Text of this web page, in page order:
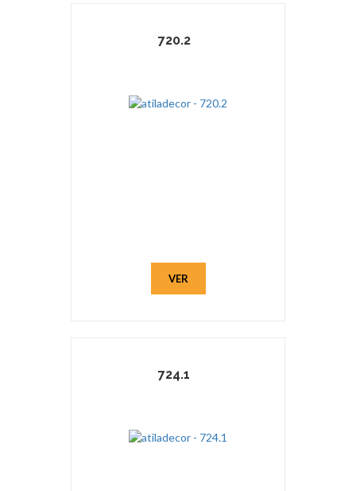
720.2
VER
724.1